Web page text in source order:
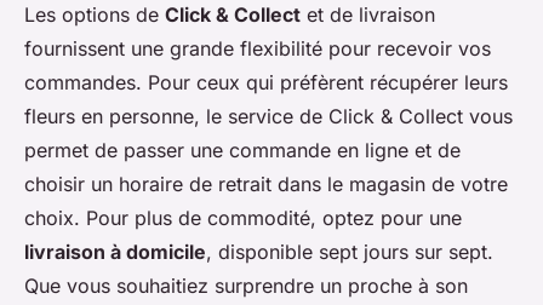
Les options de Click & Collect et de livraison
fournissent une grande flexibilité pour recevoir vos
commandes. Pour ceux qui préfèrent récupérer leurs
fleurs en personne, le service de Click & Collect vous
permet de passer une commande en ligne et de
choisir un horaire de retrait dans le magasin de votre
choix. Pour plus de commodité, optez pour une
livraison à domicile, disponible sept jours sur sept.
Que vous souhaitiez surprendre un proche à son